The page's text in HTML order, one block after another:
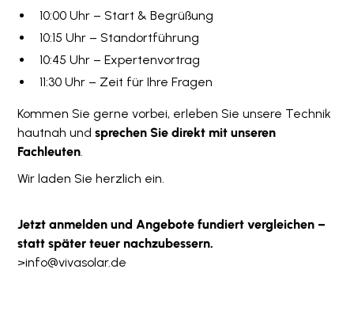
10:00 Uhr – Start & Begrüßung
10:15 Uhr – Standortführung
10:45 Uhr – Expertenvortrag
11:30 Uhr – Zeit für Ihre Fragen
Kommen Sie gerne vorbei, erleben Sie unsere Technik
hautnah undsprechen Sie direkt mit unseren
Fachleuten.
Wir laden Sie herzlich ein.
Jetzt anmelden und Angebote fundiert vergleichen –
statt später teuer nachzubessern.
>info@vivasolar.de